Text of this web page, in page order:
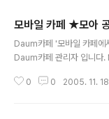
모바일 카페 ★모아
Daum카페 '모바일 카페에
Daum카페 관리자 입니다.
기간 중 NATE Daum카페
0 0 2005. 11.